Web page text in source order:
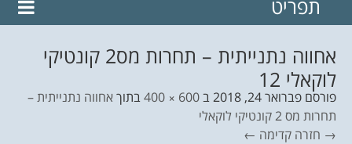
// הצטרף לרשימת תפוצה!
נשמח
תפריט
אחווה נתנייתית – תחרות מס2 קונטיקי
לוקאלי 12
פורסם פברואר 24, 2018 ב600 × 400 בתוךאחווה נתנייתית –
תחרות מס 2 קונטיקי לוקאלי
→ חזרה קדימה ←